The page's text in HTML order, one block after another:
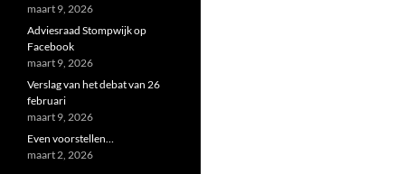
maart 9, 2026
Adviesraad Stompwijk op
Facebook
maart 9, 2026
Verslag van het debat van 26
februari
maart 9, 2026
Even voorstellen…
maart 2, 2026